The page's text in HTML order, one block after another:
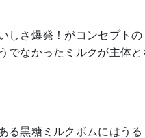
しさ爆発！がコンセプト
でなかったミルクが主体
る黒糖ミルクボムにはう